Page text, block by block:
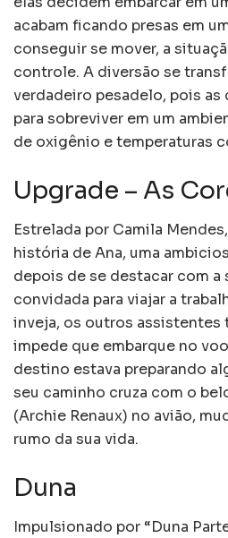
acabam ficando presas em
conseguir se mover, a
controle. A diversão se
verdadeiro pesadelo, pois as
para sobreviver em um
de oxigênio e temperaturas
Upgrade – As
Estrelada por Camila
história de Ana, uma
depois de se destacar com a
convidada para viajar a
inveja, os outros assistentes
impede que embarque no
destino estava preparando
seu caminho cruza com o
(Archie Renaux) no avião,
rumo da sua vida.
Duna
Impulsionado por “Duna